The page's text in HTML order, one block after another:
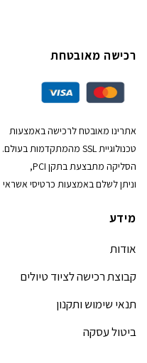
רכישה מאובטחת
אתרינו מאובטח לרכישה באמצעות
טכנולוגיית SSL מהמתקדמות בעולם.
הסליקה מתבצעת בתקן PCI,
וניתן לשלם באמצעות כרטיסי אשראי
מידע
אודות
קבוצת רכישה לציוד טיולים
תנאי שימוש ותקנון
ביטול עסקה